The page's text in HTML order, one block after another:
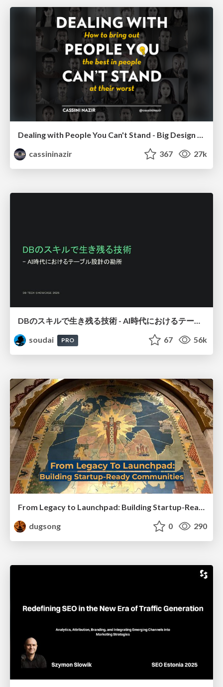
Dealing with People You Can't Stand - Big Design 2015
cassininazir
367 27k
DBのスキルで生き残る技術 - AI時代におけるテーブル設計の勘所
soudai
PRO 67 56k
From Legacy to Launchpad: Building Startup-Ready Communities
dugsong
0 290